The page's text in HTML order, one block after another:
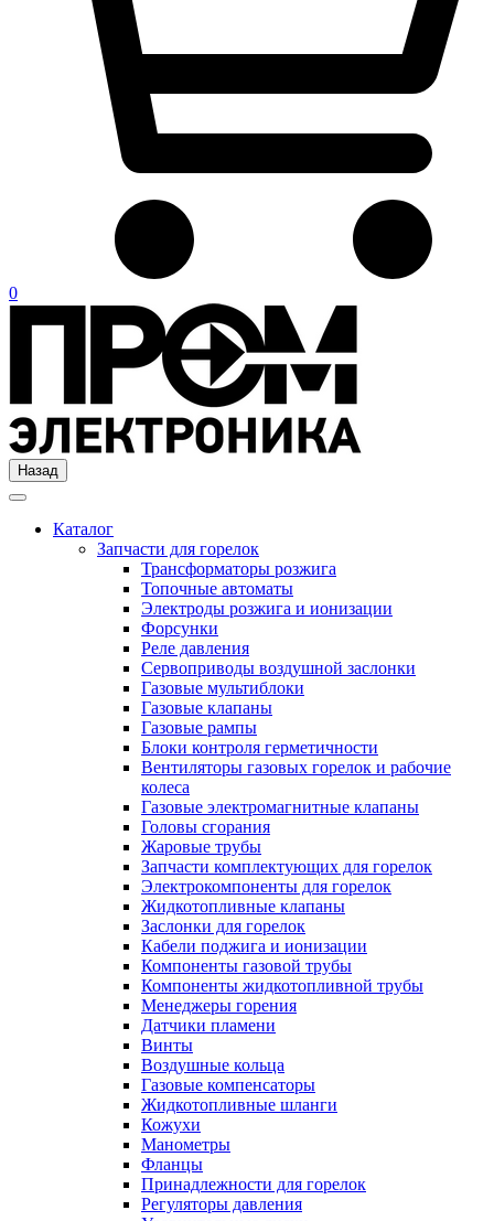
0
Назад
Каталог
Запчасти для горелок
Трансформаторы розжига
Топочные автоматы
Электроды розжига и ионизации
Форсунки
Реле давления
Сервоприводы воздушной заслонки
Газовые мультиблоки
Газовые клапаны
Газовые рампы
Блоки контроля герметичности
Вентиляторы газовых горелок и рабочие
колеса
Газовые электромагнитные клапаны
Головы сгорания
Жаровые трубы
Запчасти комплектующих для горелок
Электрокомпоненты для горелок
Жидкотопливные клапаны
Заслонки для горелок
Кабели поджига и ионизации
Компоненты газовой трубы
Компоненты жидкотопливной трубы
Менеджеры горения
Датчики пламени
Винты
Воздушные кольца
Газовые компенсаторы
Жидкотопливные шланги
Кожухи
Манометры
Фланцы
Принадлежности для горелок
Регуляторы давления